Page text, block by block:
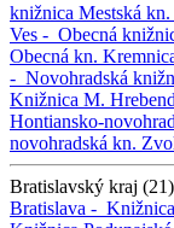
knižnica Mestská kn.
Ves - Obecná
Obecná kn.
- Novohradská
Knižnica M.
Hontiansko-
novohradská kn.
Bratislavský kraj (21)
Bratislava -